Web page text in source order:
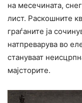
на месечината,
лист. Раскошните
граѓаните ја
натпреварува во
стануваат
мајсторите.